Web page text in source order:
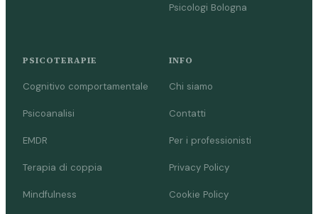
Psicologi Bologna
PSICOTERAPIE
Cognitivo comportamentale
Psicoanalisi
EMDR
Terapia di coppia
Mindfulness
INFO
Chi siamo
Contatti
Per i professionisti
Privacy Policy
Cookie Policy